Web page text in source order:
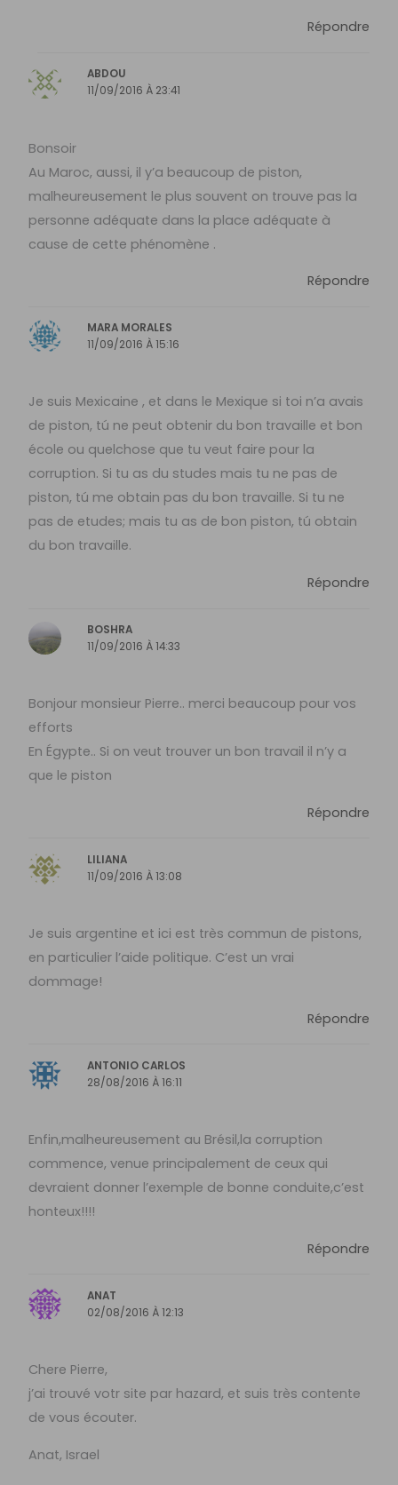
Répondre
ABDOU
11/09/2016 À 23:41
Bonsoir
Au Maroc, aussi, il y’a beaucoup de piston,
malheureusement le plus souvent on trouve pas la
personne adéquate dans la place adéquate à
cause de cette phénomène .
Répondre
MARA MORALES
11/09/2016 À 15:16
Je suis Mexicaine , et dans le Mexique si toi n’a avais
de piston, tú ne peut obtenir du bon travaille et bon
école ou quelchose que tu veut faire pour la
corruption. Si tu as du studes mais tu ne pas de
piston, tú me obtain pas du bon travaille. Si tu ne
pas de etudes; mais tu as de bon piston, tú obtain
du bon travaille.
Répondre
BOSHRA
11/09/2016 À 14:33
Bonjour monsieur Pierre.. merci beaucoup pour vos
efforts
En Égypte.. Si on veut trouver un bon travail il n’y a
que le piston
Répondre
LILIANA
11/09/2016 À 13:08
Je suis argentine et ici est très commun de pistons,
en particulier l’aide politique. C’est un vrai
dommage!
Répondre
ANTONIO CARLOS
28/08/2016 À 16:11
Enfin,malheureusement au Brésil,la corruption
commence, venue principalement de ceux qui
devraient donner l’exemple de bonne conduite,c’est
honteux!!!!
Répondre
ANAT
02/08/2016 À 12:13
Chere Pierre,
j’ai trouvé votr site par hazard, et suis très contente
de vous écouter.
Anat, Israel